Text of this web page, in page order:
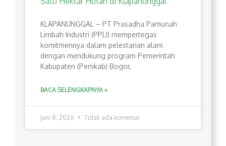
​KLAPANUNGGAL – PT Prasadha Pamunah
Limbah Industri (PPLI) mempertegas
komitmennya dalam pelestarian alam
dengan mendukung program Pemerintah
Kabupaten (Pemkab) Bogor,
BACA SELENGKAPNYA »
Juni 8, 2026 Tidak ada komentar